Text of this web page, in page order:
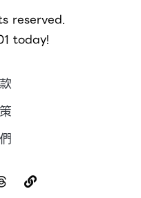
reserved.
today!